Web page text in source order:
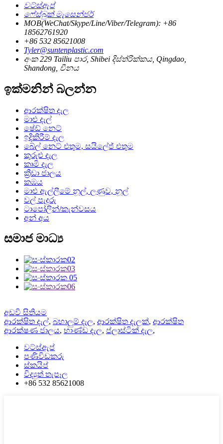
වට්ස්ඇප්
ෆේස්බුක් මැසෙන්ජර්
MOB(WeChat/Skype/Line/Viber/Telegram): +86
18562761920
+86 532 85621008
Tyler@suntenplastic.com
අංක 229 Tailiu පාර, Shibei දිස්ත්රික්කය, Qingdao,
Shandong, චීනය
ඉක්මනින් බලන්න
ආරක්ෂිත දැල
මාළු දැල්
ෂේඩ් නෙට්
ඉදිකිරීම් දැල
බේල් නෙට් එතුම, සයිලේජ් එතුම
කුරුළු දැල
කෘමි දැල
ක්‍රීඩා ජාලය
කඹය
මාළු ඇල්ලීමේ නූල්, ලණුව, නූල්
වල් පැදුරු
ටාපෝලින්/කැන්වසය
අන් අය
සමාජ මාධ්‍ය
අඩවි සිතියම
ආරක්ෂිත දැල්, බහාලුම් දැල, ආරක්ෂිත දැලක්, ආරක්ෂිත
ආරක්ෂණ ජාලය, භාණ්ඩ දැල, ප්ලාස්ටික් දැල,
වට්ස්ඇප්
පණිවිඩකරු
ස්කයිප්
විද්‍යුත් තැපෑල
+86 532 85621008